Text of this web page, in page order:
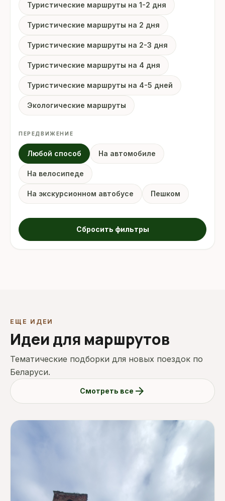
Туристические маршруты на 1-2 дня
Туристические маршруты на 2 дня
Туристические маршруты на 2-3 дня
Туристические маршруты на 4 дня
Туристические маршруты на 4-5 дней
Экологические маршруты
ПЕРЕДВИЖЕНИЕ
Любой способ На автомобиле
На велосипеде
На экскурсионном автобусе Пешком
Сбросить фильтры
ЕЩЕ ИДЕИ
Идеи для маршрутов
Тематические подборки для новых поездок по
Беларуси.
Смотреть все arrow_forward